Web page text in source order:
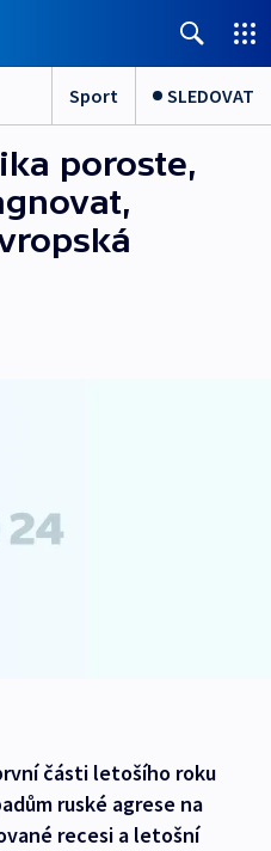
Sport SLEDOVAT
poroste,
části letošího roku
ruské agrese na
recesi a letošní